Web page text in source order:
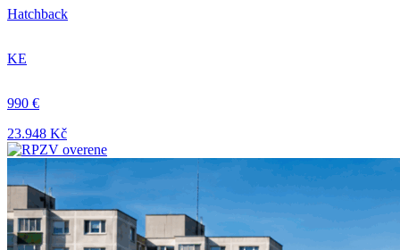
Hatchback
KE
990 €
23.948 Kč